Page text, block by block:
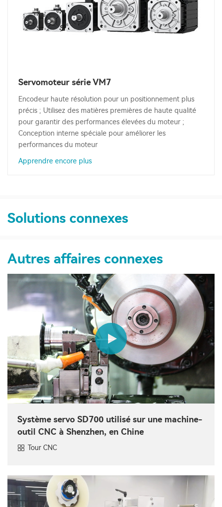
Servomoteur série VM7
Encodeur haute résolution pour un positionnement plus
précis ; Utilisez des matières premières de haute qualité
pour garantir des performances élevées du moteur ;
Conception interne spéciale pour améliorer les
performances du moteur
Apprendre encore plus
Solutions connexes
Autres affaires connexes
Système servo SD700 utilisé sur une machine-
outil CNC à Shenzhen, en Chine
Tour CNC